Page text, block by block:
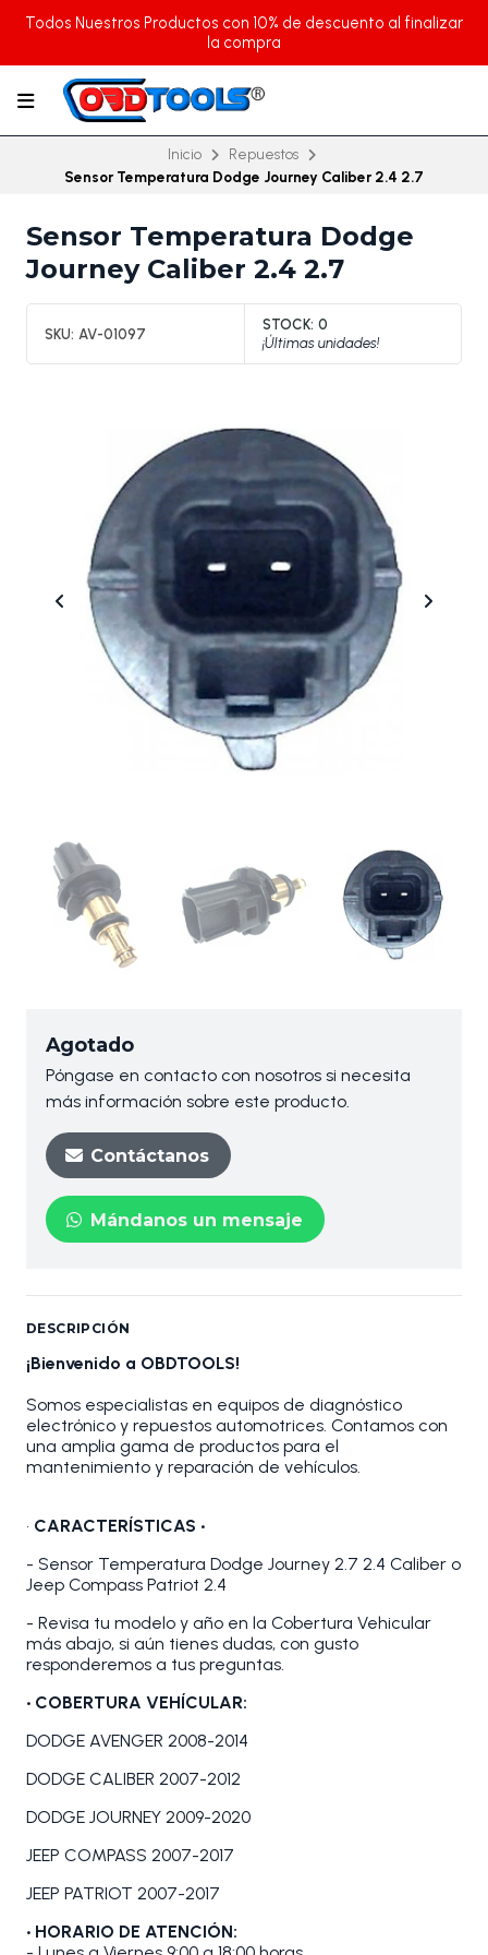
Todos Nuestros Productos con 10% de descuento al finalizar
la compra
Inicio
Repuestos
Sensor Temperatura Dodge Journey Caliber 2.4 2.7
Sensor Temperatura Dodge
Journey Caliber 2.4 2.7
SKU: AV-01097
STOCK: 0
¡Últimas unidades!
Agotado
Póngase en contacto con nosotros si necesita
más información sobre este producto.
Contáctanos
Mándanos un mensaje
DESCRIPCIÓN
¡Bienvenido a OBDTOOLS!
Somos especialistas en equipos de diagnóstico
electrónico y repuestos automotrices. Contamos con
una amplia gama de productos para el
mantenimiento y reparación de vehículos.
• CARACTERÍSTICAS •
- Sensor Temperatura Dodge Journey 2.7 2.4 Caliber o
Jeep Compass Patriot 2.4
- Revisa tu modelo y año en la Cobertura Vehicular
más abajo, si aún tienes dudas, con gusto
responderemos a tus preguntas.
• COBERTURA VEHÍCULAR:
DODGE AVENGER 2008-2014
DODGE CALIBER 2007-2012
DODGE JOURNEY 2009-2020
JEEP COMPASS 2007-2017
JEEP PATRIOT 2007-2017
• HORARIO DE ATENCIÓN: